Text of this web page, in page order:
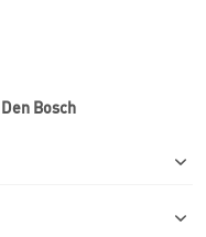
Bosch